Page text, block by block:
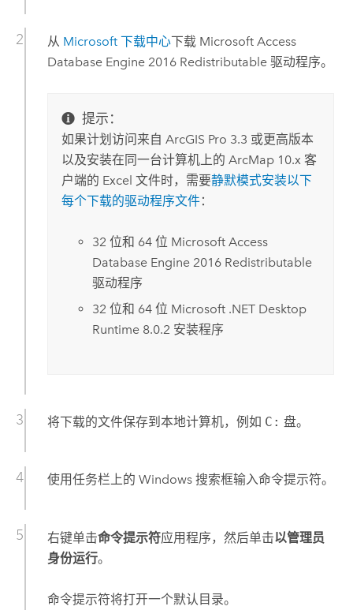
从 Microsoft下载中心下载 Microsoft Access
Database Engine 2016 Redistributable 驱动程序。
提示：
如果计划访问来自 ArcGIS Pro 3.3 或更高版本
以及安装在同一台计算机上的 ArcMap10.x 客
户端的 Excel 文件时，需要静默模式安装以下
每个下载的驱动程序文件：
32 位和 64 位 Microsoft Access
Database Engine 2016 Redistributable
驱动程序
32 位和 64 位 Microsoft .NET Desktop
Runtime8.0.2 安装程序
将下载的文件保存到本地计算机，例如 C: 盘。
使用任务栏上的 Windows搜索框输入命令提示符。
右键单击命令提示符应用程序，然后单击以管理员
身份运行。
命令提示符将打开一个默认目录。